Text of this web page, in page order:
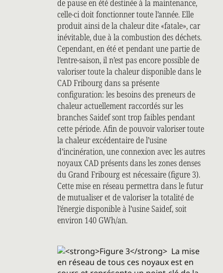
de pause en été destinée à la maintenance,
celle-ci doit fonctionner toute l’année. Elle
produit ainsi de la chaleur dite «fatale», car
inévitable, due à la combustion des déchets.
Cependant, en été et pendant une partie de
l’entre-saison, il n’est pas encore possible de
valoriser toute la chaleur disponible dans le
CAD Fribourg dans sa présente
configuration: les besoins des preneurs de
chaleur actuellement raccordés sur les
branches Saidef sont trop faibles pendant
cette période. Afin de pouvoir valoriser toute
la chaleur excédentaire de l’usine
d’incinération, une connexion avec les autres
noyaux CAD présents dans les zones denses
du Grand Fribourg est nécessaire (figure 3).
Cette mise en réseau permettra dans le futur
de mutualiser et de valoriser la totalité de
l’énergie disponible à l’usine Saidef, soit
environ 140 GWh/an.